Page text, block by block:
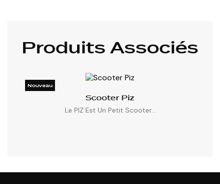
Produits Associés
Nouveau
Scooter Piz
Le PIZ Est Un Petit Scooter...